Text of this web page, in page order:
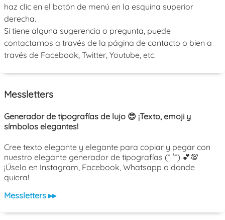
haz clic en el botón de menú en la esquina superior
derecha.
Si tiene alguna sugerencia o pregunta, puede
contactarnos a través de la página de contacto o bien a
través de Facebook, Twitter, Youtube, etc.
Messletters
Generador de tipografías de lujo 😍 ¡Texto, emoji y
símbolos elegantes!
Cree texto elegante y elegante para copiar y pegar con
nuestro elegante generador de tipografías (˘ ³˘) 💕💯
¡Úselo en Instagram, Facebook, Whatsapp o donde
quiera!
Messletters ▸▸